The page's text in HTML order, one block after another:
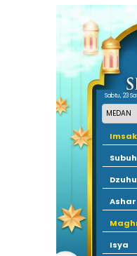
Sabtu, 23
Imsak
Subuh
Ashar
Isya